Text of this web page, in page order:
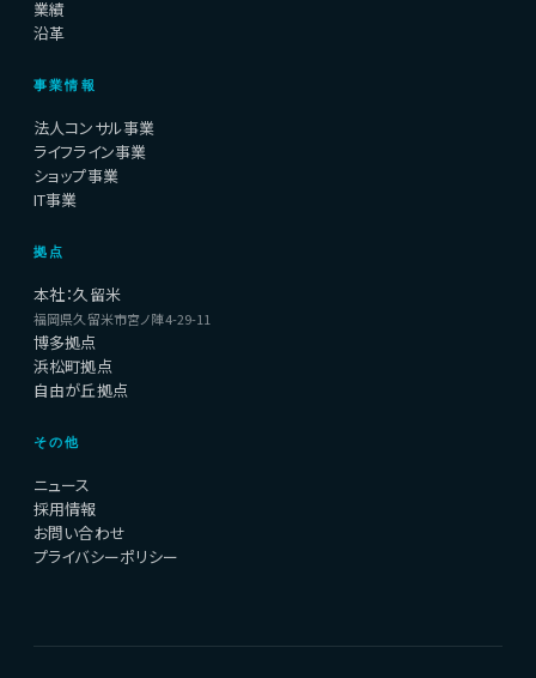
業績
沿革
事業情報
法人コンサル事業
ライフライン事業
ショップ事業
IT事業
拠点
本社：久留米
福岡県久留米市宮ノ陣4-29-11
博多拠点
浜松町拠点
自由が丘拠点
その他
ニュース
採用情報
お問い合わせ
プライバシーポリシー